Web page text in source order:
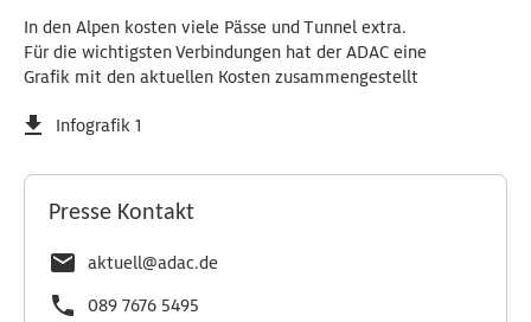
In den Alpen kosten viele Pässe und Tunnel extra.
Für die wichtigsten Verbindungen hat der ADAC eine
Grafik mit den aktuellen Kosten zusammengestellt
Infografik 1
Presse Kontakt
aktuell@adac.de
089 7676 5495